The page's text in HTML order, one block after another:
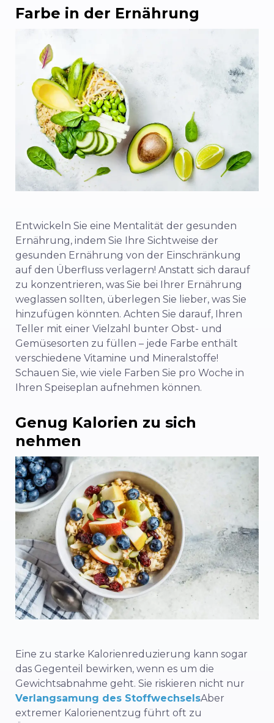
Farbe in der Ernährung
Entwickeln Sie eine Mentalität der gesunden
Ernährung, indem Sie Ihre Sichtweise der
gesunden Ernährung von der Einschränkung
auf den Überfluss verlagern! Anstatt sich darauf
zu konzentrieren, was Sie bei Ihrer Ernährung
weglassen sollten, überlegen Sie lieber, was Sie
hinzufügen könnten. Achten Sie darauf, Ihren
Teller mit einer Vielzahl bunter Obst- und
Gemüsesorten zu füllen – jede Farbe enthält
verschiedene Vitamine und Mineralstoffe!
Schauen Sie, wie viele Farben Sie pro Woche in
Ihren Speiseplan aufnehmen können.
Genug Kalorien zu sich
nehmen
Eine zu starke Kalorienreduzierung kann sogar
das Gegenteil bewirken, wenn es um die
Gewichtsabnahme geht. Sie riskieren nicht nur
Verlangsamung des StoffwechselsAber
extremer Kalorienentzug führt oft zu